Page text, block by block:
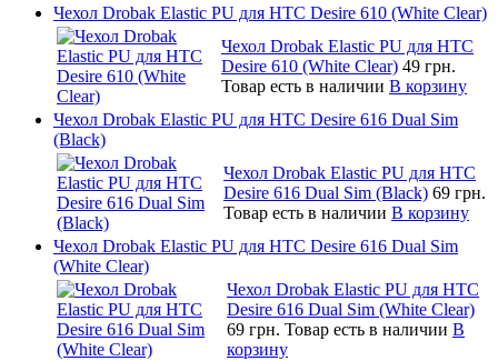
Чехол Drobak Elastic PU для HTC Desire 610 (White Clear)
Чехол Drobak Elastic PU для HTC
Desire 610 (White Clear) 49 грн.
Товар есть в наличии В корзину
Чехол Drobak Elastic PU для HTC Desire 616 Dual Sim
(Black)
Чехол Drobak Elastic PU для HTC
Desire 616 Dual Sim (Black) 69 грн.
Товар есть в наличии В корзину
Чехол Drobak Elastic PU для HTC Desire 616 Dual Sim
(White Clear)
Чехол Drobak Elastic PU для HTC
Desire 616 Dual Sim (White Clear)
69 грн. Товар есть в наличии В
корзину